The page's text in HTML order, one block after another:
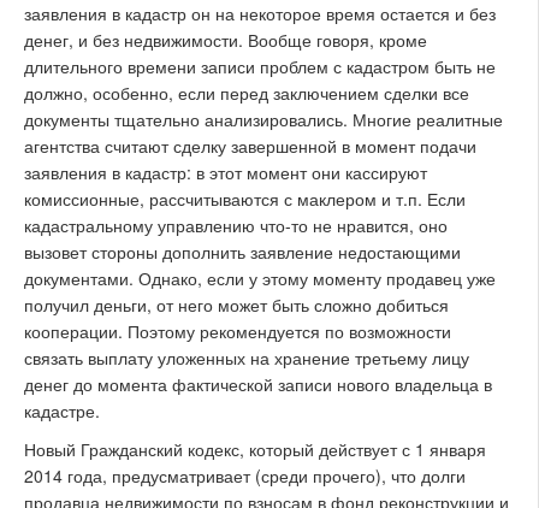
заявления в кадастр он на некоторое время остается и без
денег, и без недвижимости. Вообще говоря, кроме
длительного времени записи проблем с кадастром быть не
должно, особенно, если перед заключением сделки все
документы тщательно анализировались. Многие реалитные
агентства считают сделку завершенной в момент подачи
заявления в кадастр: в этот момент они кассируют
комиссионные, рассчитываются с маклером и т.п. Если
кадастральному управлению что-то не нравится, оно
вызовет стороны дополнить заявление недостающими
документами. Однако, если у этому моменту продавец уже
получил деньги, от него может быть сложно добиться
кооперации. Поэтому рекомендуется по возможности
связать выплату уложенных на хранение третьему лицу
денег до момента фактической записи нового владельца в
кадастре.
Новый Гражданский кодекс, который действует с 1 января
2014 года, предусматривает (среди прочего), что долги
продавца недвижимости по взносам в фонд реконструкции и